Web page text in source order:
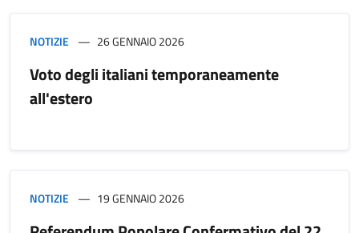
NOTIZIE 26 GENNAIO 2026
Voto degli italiani temporaneamente
all'estero
NOTIZIE 19 GENNAIO 2026